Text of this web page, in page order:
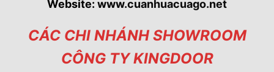
Website: www.cuanhuacuago.net
CÁC CHI NHÁNH SHOWROOM
CÔNG TY KINGDOOR